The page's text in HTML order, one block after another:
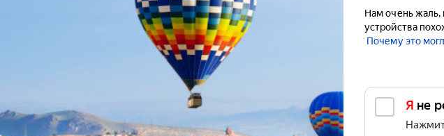
Нам очень жаль,
устройства
Почему это
Я не